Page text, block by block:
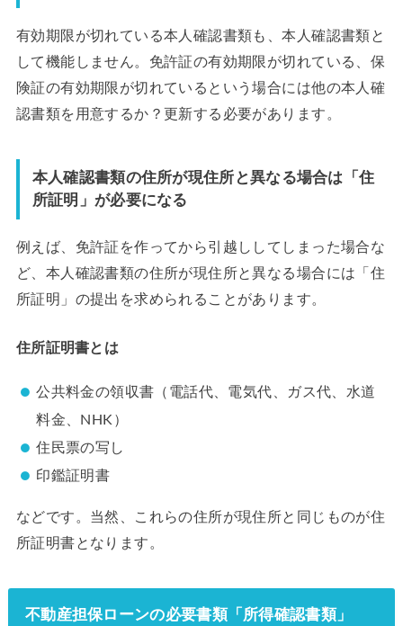
有効期限が切れている本人確認書類も、本人確認書類と
して機能しません。免許証の有効期限が切れている、保
険証の有効期限が切れているという場合には他の本人確
認書類を用意するか？更新する必要があります。
本人確認書類の住所が現住所と異なる場合は「住
所証明」が必要になる
例えば、免許証を作ってから引越ししてしまった場合な
ど、本人確認書類の住所が現住所と異なる場合には「住
所証明」の提出を求められることがあります。
住所証明書とは
公共料金の領収書（電話代、電気代、ガス代、水道
料金、NHK）
住民票の写し
印鑑証明書
などです。当然、これらの住所が現住所と同じものが住
所証明書となります。
不動産担保ローンの必要書類「所得確認書類」